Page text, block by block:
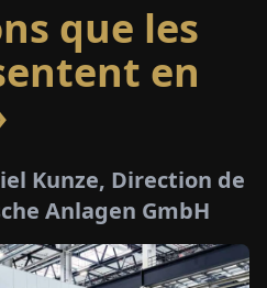
que les
en
Kunze, Direction de
Anlagen GmbH